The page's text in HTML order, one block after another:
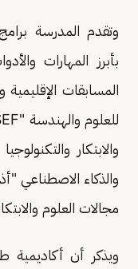
وتقدم المدرسة
بأبرز المهارات
المسابقات
والذكاء الاصطناعي
مجالات العلوم
ويذكر أن